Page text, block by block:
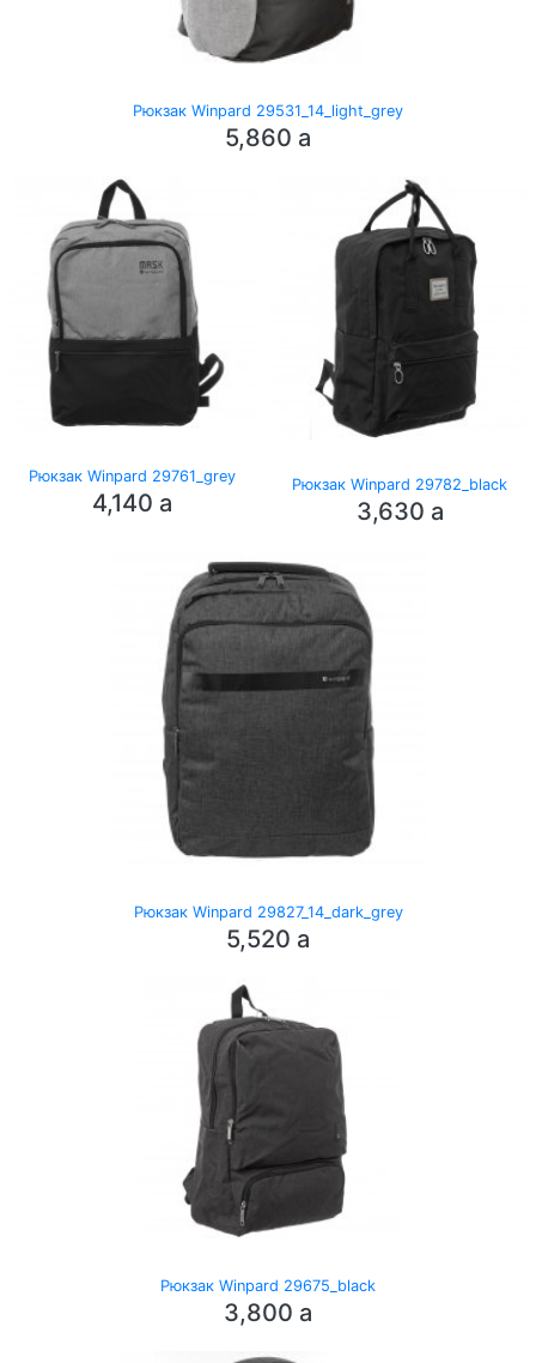
Рюкзак Winpard 29531_14_light_grey
5,860 a
Рюкзак Winpard 29761_grey
4,140 a
Рюкзак Winpard 29782_black
3,630 a
Рюкзак Winpard 29827_14_dark_grey
5,520 a
Рюкзак Winpard 29675_black
3,800 a